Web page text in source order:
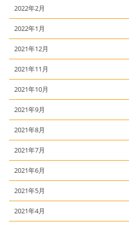
2022年2月
2022年1月
2021年12月
2021年11月
2021年10月
2021年9月
2021年8月
2021年7月
2021年6月
2021年5月
2021年4月